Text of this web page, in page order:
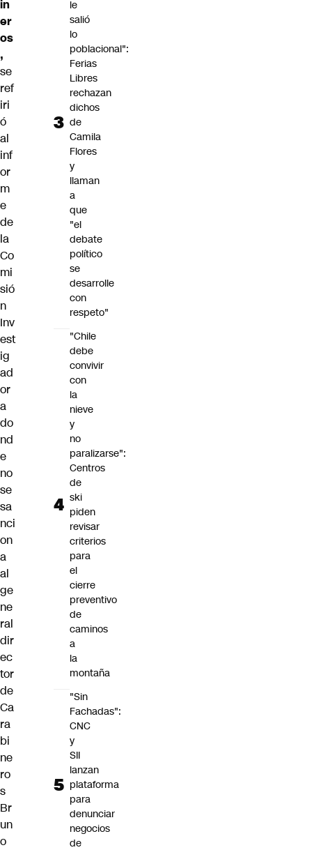
in
er
os
,
se
ref
iri
ó
al
inf
or
m
e
de
la
Co
mi
sió
n
Inv
est
ig
ad
or
a
do
nd
e
no
se
sa
nci
on
a
al
ge
ne
ral
dir
ec
tor
de
Ca
ra
bi
ne
ro
s
Br
un
o
le
salió
lo
poblacional":
Ferias
Libres
rechazan
dichos
de
Camila
Flores
y
llaman
a
que
"el
debate
político
se
desarrolle
con
respeto"
"Chile
debe
convivir
con
la
nieve
y
no
paralizarse":
Centros
de
ski
piden
revisar
criterios
para
el
cierre
preventivo
de
caminos
a
la
montaña
"Sin
Fachadas":
CNC
y
SII
lanzan
plataforma
para
denunciar
negocios
de